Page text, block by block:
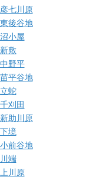
彦七川原
東後谷地
沼小屋
新敷
中野平
苗平谷地
立蛇
千刈田
新助川原
下境
小前谷地
川端
上川原